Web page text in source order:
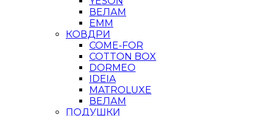
ВЕЛАМ
ЕММ
КОВДРИ
COME-FOR
COTTON BOX
DORMEO
IDEIA
MATROLUXE
ВЕЛАМ
ПОДУШКИ